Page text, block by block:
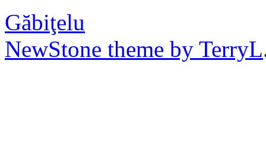
Găbiţelu
NewStone theme by TerryL